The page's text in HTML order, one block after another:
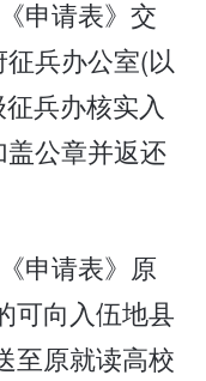
申请表》交
兵办公室(以
兵办核实入
公章并返还
申请表》原
可向入伍地县
至原就读高校